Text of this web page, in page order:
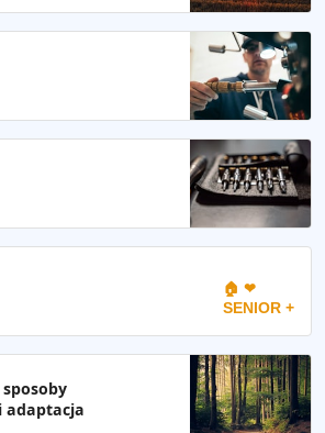
🏠 ❤
SENIOR +
adaptacja